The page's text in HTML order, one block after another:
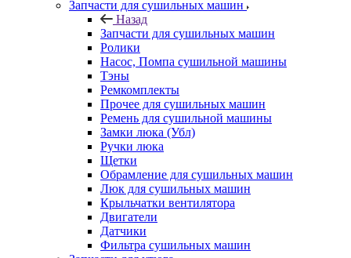
Запчасти для сушильных машин
Назад
Запчасти для сушильных машин
Ролики
Насос, Помпа сушильной машины
Тэны
Ремкомплекты
Прочее для сушильных машин
Ремень для сушильной машины
Замки люка (Убл)
Ручки люка
Щетки
Обрамление для сушильных машин
Люк для сушильных машин
Крыльчатки вентилятора
Двигатели
Датчики
Фильтра сушильных машин